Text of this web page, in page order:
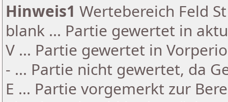
Hinweis1 Wertebereich Feld
blank ... Partie gewertet in
V ... Partie gewertet in
- ... Partie nicht gewertet, da
E ... Partie vorgemerkt zur